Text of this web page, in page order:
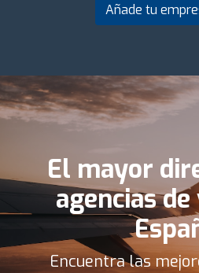
Añade tu
El mayor
agencias
Encuentra las